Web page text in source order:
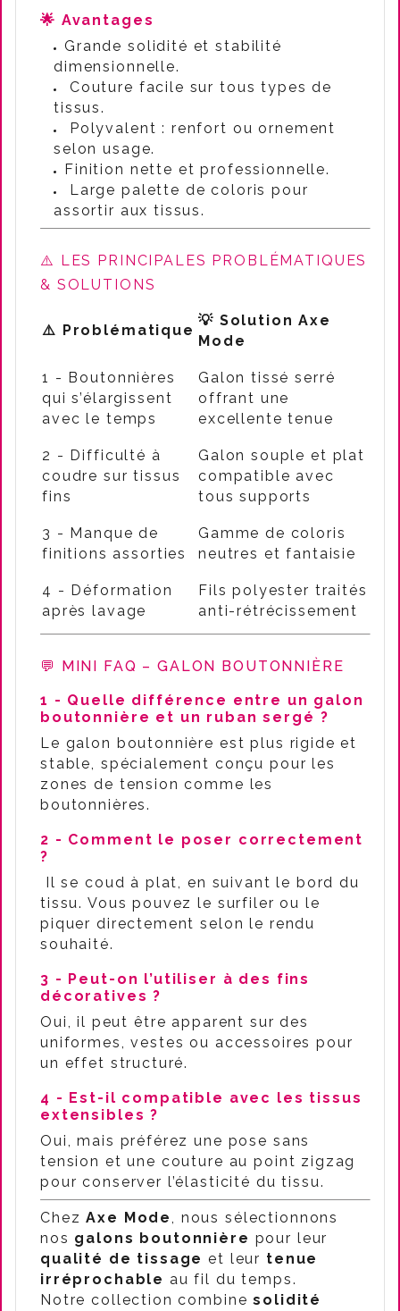
🌟 Avantages
Grande solidité et stabilité
dimensionnelle.
Couture facile sur tous types de
tissus.
Polyvalent : renfort ou ornement
selon usage.
Finition nette et professionnelle.
Large palette de coloris pour
assortir aux tissus.
⚠️ LES PRINCIPALES PROBLÉMATIQUES
& SOLUTIONS
⚠️ Problématique
💡 Solution Axe
Mode
1 - Boutonnières
qui s’élargissent
avec le temps
Galon tissé serré
offrant une
excellente tenue
2 - Difficulté à
coudre sur tissus
fins
Galon souple et plat
compatible avec
tous supports
3 - Manque de
finitions assorties
Gamme de coloris
neutres et fantaisie
4 - Déformation
après lavage
Fils polyester traités
anti-rétrécissement
💬 MINI FAQ – GALON BOUTONNIÈRE
1 - Quelle différence entre un galon
boutonnière et un ruban sergé ?
Le galon boutonnière est plus rigide et
stable, spécialement conçu pour les
zones de tension comme les
boutonnières.
2 - Comment le poser correctement
?
Il se coud à plat, en suivant le bord du
tissu. Vous pouvez le surfiler ou le
piquer directement selon le rendu
souhaité.
3 - Peut-on l’utiliser à des fins
décoratives ?
Oui, il peut être apparent sur des
uniformes, vestes ou accessoires pour
un effet structuré.
4 - Est-il compatible avec les tissus
extensibles ?
Oui, mais préférez une pose sans
tension et une couture au point zigzag
pour conserver l’élasticité du tissu.
ChezAxe Mode, nous sélectionnons
nos galons boutonnière pour leur
qualité de tissage et leur tenue
irréprochable au fil du temps.
Notre collection combinesolidité